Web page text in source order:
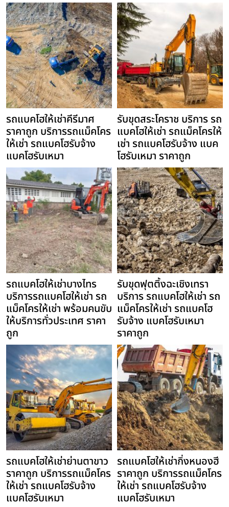
รถแบคโฮให้เช่าคีรีมาศ
ราคาถูก บริการรถแม็คโคร
ให้เช่า รถแบคโฮรับจ้าง
แบคโฮรับเหมา
รับขุดสระโคราช บริการ รถ
แบคโฮให้เช่า รถแม็คโครให้
เช่า รถแบคโฮรับจ้าง แบค
โฮรับเหมา ราคาถูก
รถแบคโฮให้เช่าบางไทร
บริการรถแบคโฮให้เช่า รถ
แม็คโครให้เช่า พร้อมคนขับ
ให้บริการทั่วประเทศ ราคา
ถูก
รับขุดฟุตติ้งฉะเชิงเทรา
บริการ รถแบคโฮให้เช่า รถ
แม็คโครให้เช่า รถแบคโฮ
รับจ้าง แบคโฮรับเหมา
ราคาถูก
รถแบคโฮให้เช่าย่านตาขาว
ราคาถูก บริการรถแม็คโคร
ให้เช่า รถแบคโฮรับจ้าง
แบคโฮรับเหมา
รถแบคโฮให้เช่ากิ่งหนองฮี
ราคาถูก บริการรถแม็คโคร
ให้เช่า รถแบคโฮรับจ้าง
แบคโฮรับเหมา